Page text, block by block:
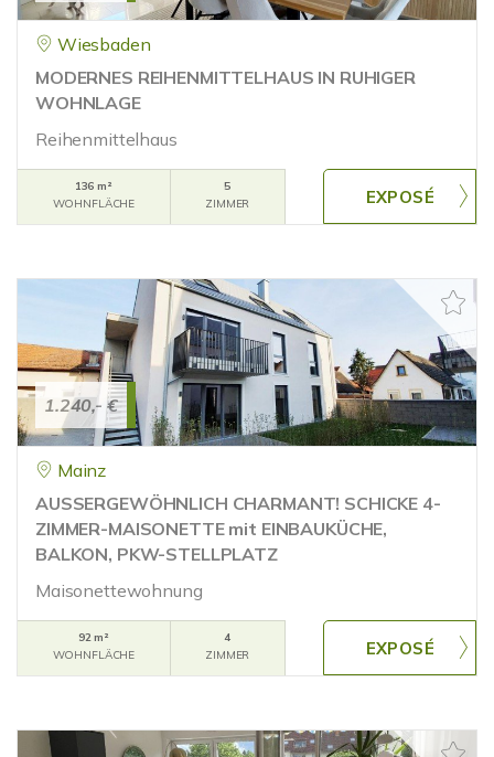
Wiesbaden
MODERNES REIHENMITTELHAUS IN RUHIGER
WOHNLAGE
Reihenmittelhaus
136 m²
WOHNFLÄCHE
5
ZIMMER
1.240,- €
Mainz
AUSSERGEWÖHNLICH CHARMANT! SCHICKE 4-
ZIMMER-MAISONETTE mit EINBAUKÜCHE,
BALKON, PKW-STELLPLATZ
Maisonettewohnung
92 m²
WOHNFLÄCHE
4
ZIMMER